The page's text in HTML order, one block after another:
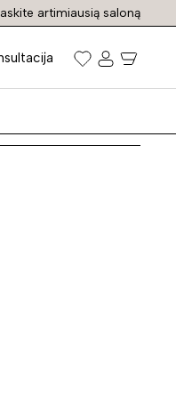
artimiausią saloną